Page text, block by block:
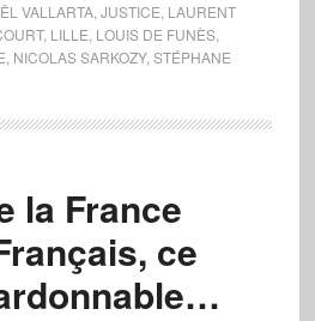
VALLARTA, JUSTICE LAURENT
, LILLE LOUIS DE FUNÈS,
NICOLAS SARKOZY, STÉPHANE
la France
ce